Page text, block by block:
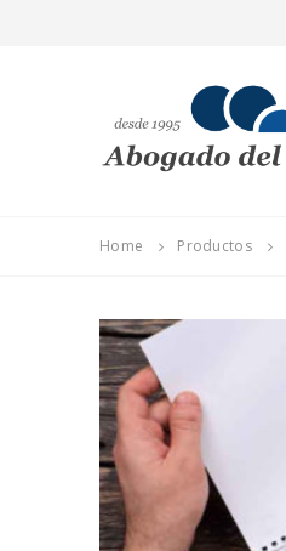
Home Productos